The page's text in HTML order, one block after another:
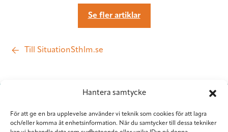
Hantera samtycke
För att ge en bra upplevelse använder vi teknik som cookies för att lagra
och/eller komma åt enhetsinformation. När du samtycker till dessa tekniker
Se fler artiklar
Till SituationSthlm.se